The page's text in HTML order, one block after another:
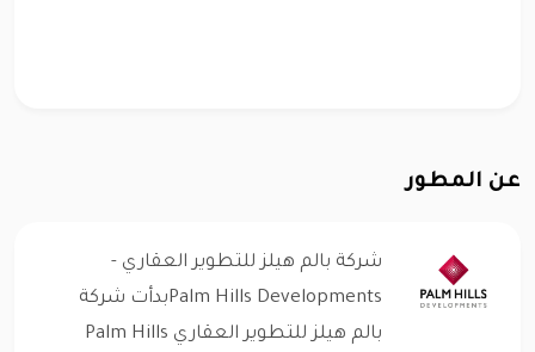
عن المطور
شركة بالم هيلز للتطوير العقاري -
Palm Hills Developmentsبدأت شركة
بالم هيلز للتطوير العقاري Palm Hills